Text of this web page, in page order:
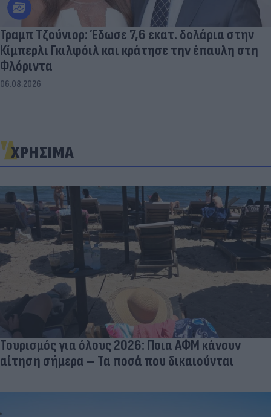
Τραμπ Τζούνιορ: Έδωσε 7,6 εκατ. δολάρια στην
Κίμπερλι Γκιλφόιλ και κράτησε την έπαυλη στη
Φλόριντα
06.08.2026
ΧΡΗΣΙΜΑ
Τουρισμός για όλους 2026: Ποια ΑΦΜ κάνουν
αίτηση σήμερα – Τα ποσά που δικαιούνται